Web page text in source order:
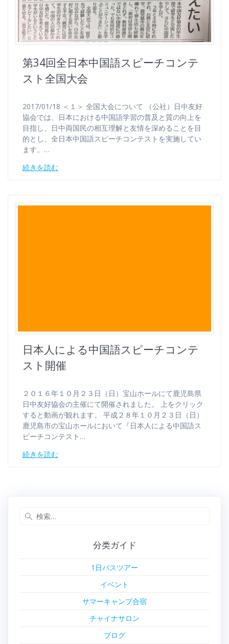
第34回全日本中国語スピーチコンテ
スト全国大会
2017/01/18 ＜１＞ 全国大会について （公社）日中友好
協会では、日本における中国語学習の普及と質の向上を
目指し、日中両国民の相互理解と友情を深めることを目
的とし、全日本中国語スピーチコンテストを実施してい
ます。…
続きを読む
日本人による中国語スピーチコンテ
スト開催
２０１６年１０月２３日（日）宝山ホールにて鹿児島県
日中友好協会の主催にて開催されました。 上をクリック
すると動画が観れます。 平成２８年１０月２３日（日）
鹿児島市の宝山ホールにおいて『日本人による中国語ス
ピーチコンテスト…
続きを読む
分类ガイド
1日バスツアー
イベント
サマーキャンプ合宿
チャイナサロン
ブログ